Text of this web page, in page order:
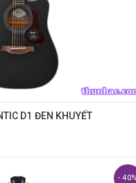
D1 ĐEN KHUYẾT
-